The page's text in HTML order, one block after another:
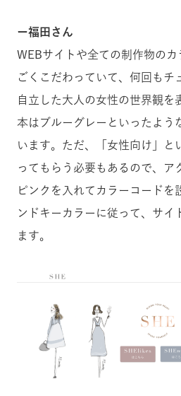
ー福田さん
WEBサイトや全ての制作物の
ごくこだわっていて、何回もチ
自立した大人の女性の世界観を
本はブルーグレーといったよう
います。ただ、「女性向け」と
ってもらう必要もあるので、ア
ピンクを入れてカラーコードを
ンドキーカラーに従って、サイ
ます。